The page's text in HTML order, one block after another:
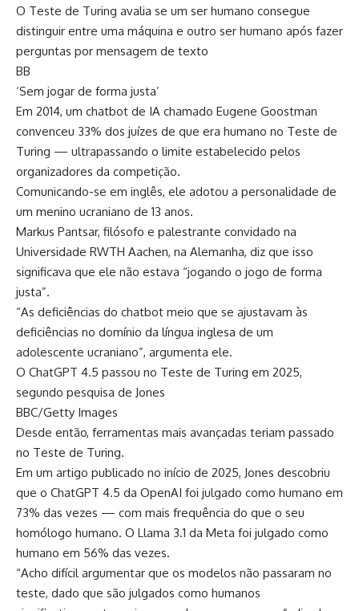
O Teste de Turing avalia se um ser humano consegue
distinguir entre uma máquina e outro ser humano após fazer
perguntas por mensagem de texto
BB
‘Sem jogar de forma justa’
Em 2014, um chatbot de IA chamado Eugene Goostman
convenceu 33% dos juízes de que era humano no Teste de
Turing — ultrapassando o limite estabelecido pelos
organizadores da competição.
Comunicando-se em inglês, ele adotou a personalidade de
um menino ucraniano de 13 anos.
Markus Pantsar, filósofo e palestrante convidado na
Universidade RWTH Aachen, na Alemanha, diz que isso
significava que ele não estava “jogando o jogo de forma
justa”.
“As deficiências do chatbot meio que se ajustavam às
deficiências no domínio da língua inglesa de um
adolescente ucraniano”, argumenta ele.
O ChatGPT 4.5 passou no Teste de Turing em 2025,
segundo pesquisa de Jones
BBC/Getty Images
Desde então, ferramentas mais avançadas teriam passado
no Teste de Turing.
Em um artigo publicado no início de 2025, Jones descobriu
que o ChatGPT 4.5 da OpenAI foi julgado como humano em
73% das vezes — com mais frequência do que o seu
homólogo humano. O Llama 3.1 da Meta foi julgado como
humano em 56% das vezes.
“Acho difícil argumentar que os modelos não passaram no
teste, dado que são julgados como humanos